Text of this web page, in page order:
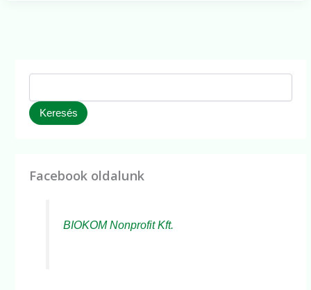
Keresés
Facebook oldalunk
BIOKOM Nonprofit Kft.